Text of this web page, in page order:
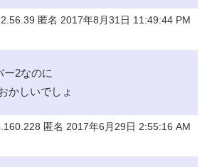
匿名 2017年8月31日 11:49:44 PM
ー2なのに
かしいでしょ
匿名 2017年6月29日 2:55:16 AM